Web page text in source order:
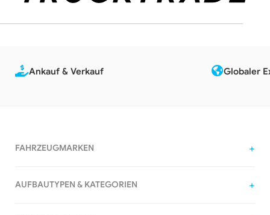
Ankauf & Verkauf Globaler
FAHRZEUGMARKEN
AUFBAUTYPEN & KATEGORIEN